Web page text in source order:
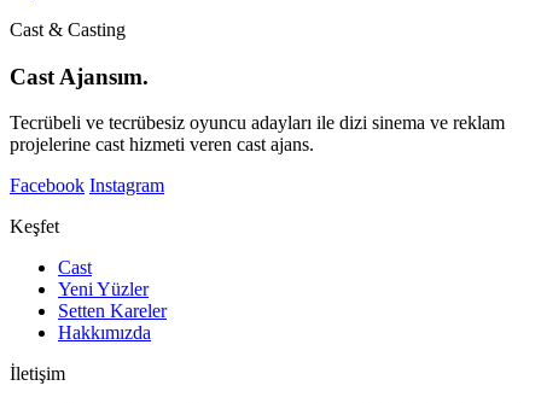
Cast & Casting
Cast Ajansım.
Tecrübeli ve tecrübesiz oyuncu adayları ile dizi sinema ve reklam
projelerine cast hizmeti veren cast ajans.
Facebook Instagram
Keşfet
Cast
Yeni Yüzler
Setten Kareler
Hakkımızda
İletişim